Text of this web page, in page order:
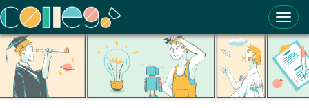
ColleGo! 大學選才與高中育才輔助系統